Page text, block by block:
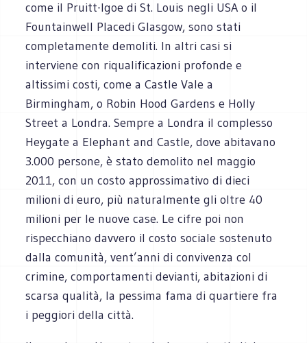
come il Pruitt-Igoe di St. Louis negli USA o il
Fountainwell Placedi Glasgow, sono stati
completamente demoliti. In altri casi si
interviene con riqualificazioni profonde e
altissimi costi, come a Castle Vale a
Birmingham, o Robin Hood Gardens e Holly
Street a Londra. Sempre a Londra il complesso
Heygate a Elephant and Castle, dove abitavano
3.000 persone, è stato demolito nel maggio
2011, con un costo approssimativo di dieci
milioni di euro, più naturalmente gli oltre 40
milioni per le nuove case. Le cifre poi non
rispecchiano davvero il costo sociale sostenuto
dalla comunità, vent’anni di convivenza col
crimine, comportamenti devianti, abitazioni di
scarsa qualità, la pessima fama di quartiere fra
i peggiori della città.